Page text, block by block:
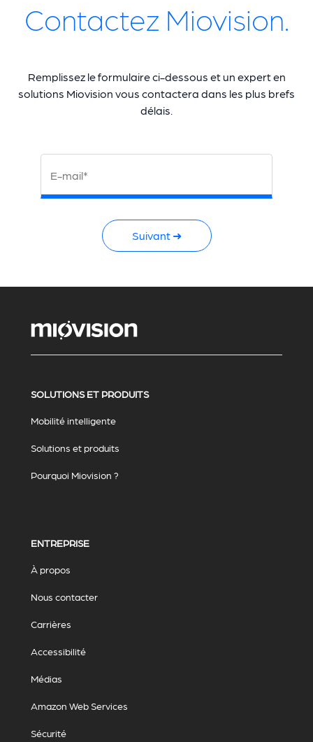
Contactez Miovision.
Remplissez le formulaire ci-dessous et un expert en
solutions Miovision vous contactera dans les plus brefs
délais.
E-mail*
Suivant ➜
SOLUTIONS ET PRODUITS
Mobilité intelligente
Solutions et produits
Pourquoi Miovision ?
ENTREPRISE
À propos
Nous contacter
Carrières
Accessibilité
Médias
Amazon Web Services
Sécurité